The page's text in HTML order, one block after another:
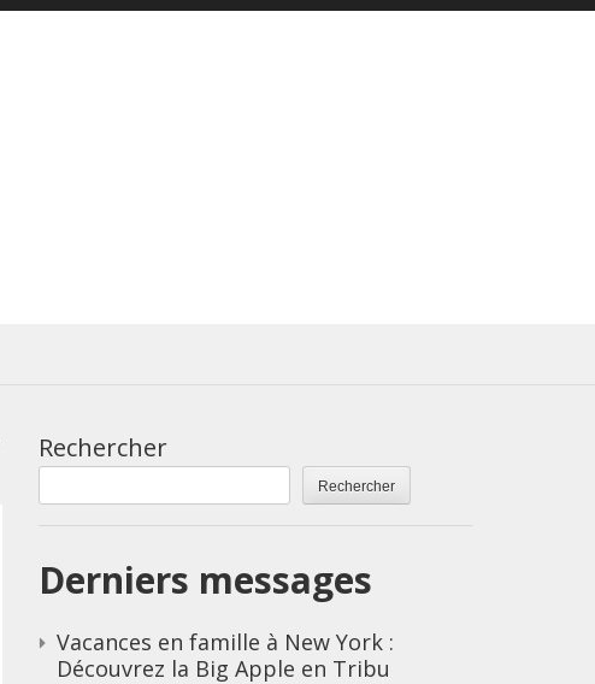
Rechercher
Rechercher
Derniers messages
Vacances en famille à New York :
Découvrez la Big Apple en Tribu